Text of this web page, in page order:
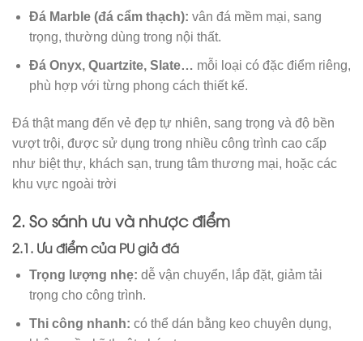
Đá Marble (đá cẩm thạch): vân đá mềm mại, sang
trọng, thường dùng trong nội thất.
Đá Onyx, Quartzite, Slate… mỗi loại có đặc điểm riêng,
phù hợp với từng phong cách thiết kế.
Đá thật mang đến vẻ đẹp tự nhiên, sang trọng và độ bền
vượt trội, được sử dụng trong nhiều công trình cao cấp
như biệt thự, khách sạn, trung tâm thương mại, hoặc các
khu vực ngoài trời
2. So sánh ưu và nhược điểm
2.1. Ưu điểm của PU giả đá
Trọng lượng nhẹ: dễ vận chuyển, lắp đặt, giảm tải
trọng cho công trình.
Thi công nhanh: có thể dán bằng keo chuyên dụng,